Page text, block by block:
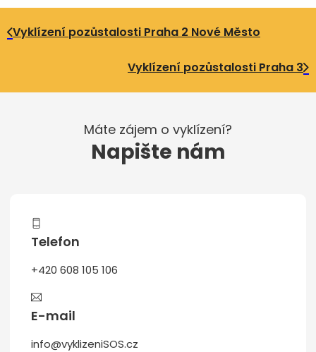
Vyklízení pozůstalosti Praha 2 Nové Město
Vyklízení pozůstalosti Praha 3
Máte zájem o vyklízení?
Napište nám
Telefon
+420 608 105 106
E-mail
info@vyklizeniSOS.cz